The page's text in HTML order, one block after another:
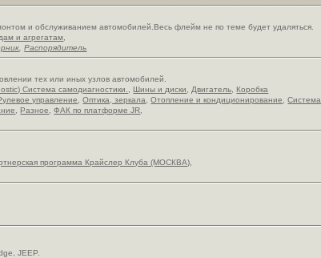
и обслуживанием автомобилей.Весь флейм не по теме будет удаляться.
и агрегатам
,Распорядитель
тех или иных узлов автомобилей.
Система самодиагностики. Шины и диски Двигатель
Коробка
управление ,Оптика, зеркала ,Отопление и кондиционирование ,Система
Разное ,ФАК по платформе JR
программа Крайслер Клуба (МОСКВА)
JEEP.